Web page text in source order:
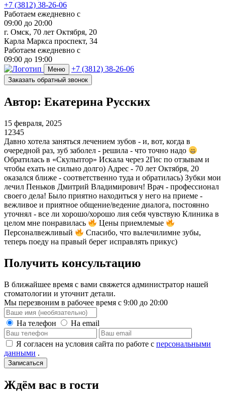
+7 (3812) 38-26-06
Работаем ежедневно с
09:00 до 20:00
г. Омск, 70 лет Октября, 20
Карла Маркса проспект, 34
Работаем ежедневно с
09:00 до 19:00
Меню +7 (3812) 38-26-06
Заказать обратный звонок
Автор: Екатерина Русских
15 февраля, 2025
1 2345
Давно хотела заняться лечением зубов - и, вот, когда в
очередной раз, зуб заболел - решила - что точно надо
Обратилась в «Скульптор» Искала через 2Гис по отзывам и
чтобы ехать не сильно долго) Адрес - 70 лет Октября, 20
оказался ближе - соответственно туда и обратилась) Зубки мои
лечил Пеньков Дмитрий Владимирович! Врач - профессионал
своего дела! Было приятно находиться у него на приеме -
вежливое и приятное общение/ведение диалога, постоянно
уточнял - все ли хорошо/хорошо лия себя чувствую Клиника в
целом мне понравилась
Цены приемлемые
Персоналвежливый
Спасибо, что вылечилимне зубы,
теперь поеду на правый берег исправлять прикус)
Получить консультацию
В ближайшее время с вами свяжется администратор нашей
стоматологии и уточнит детали.
Мы перезвоним в рабочее время с 9:00 до 20:00
На телефон На email
Я согласен на условия сайта по работе с персональными
данными .
Записаться
Ждём вас в гости